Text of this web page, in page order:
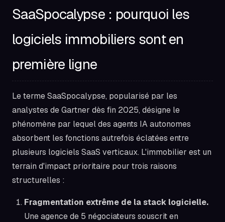
SaaSpocalypse : pourquoi les
logiciels immobiliers sont en
première ligne
Le terme SaaSpocalypse, popularisé par les
analystes de Gartner dès fin 2025, désigne le
phénomène par lequel des agents IA autonomes
absorbent les fonctions autrefois éclatées entre
plusieurs logiciels SaaS verticaux. L'immobilier est un
terrain d'impact prioritaire pour trois raisons
structurelles :
Fragmentation extrême de la stack logicielle.
Une agence de 5 négociateurs souscrit en